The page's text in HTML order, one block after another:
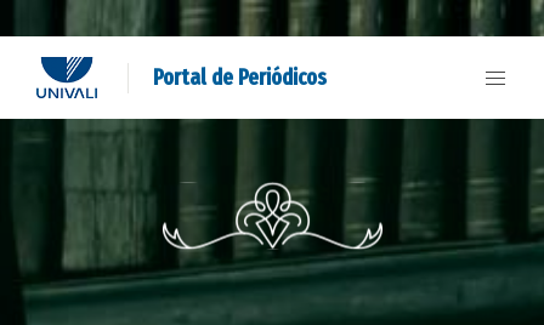
Portal de Periódicos